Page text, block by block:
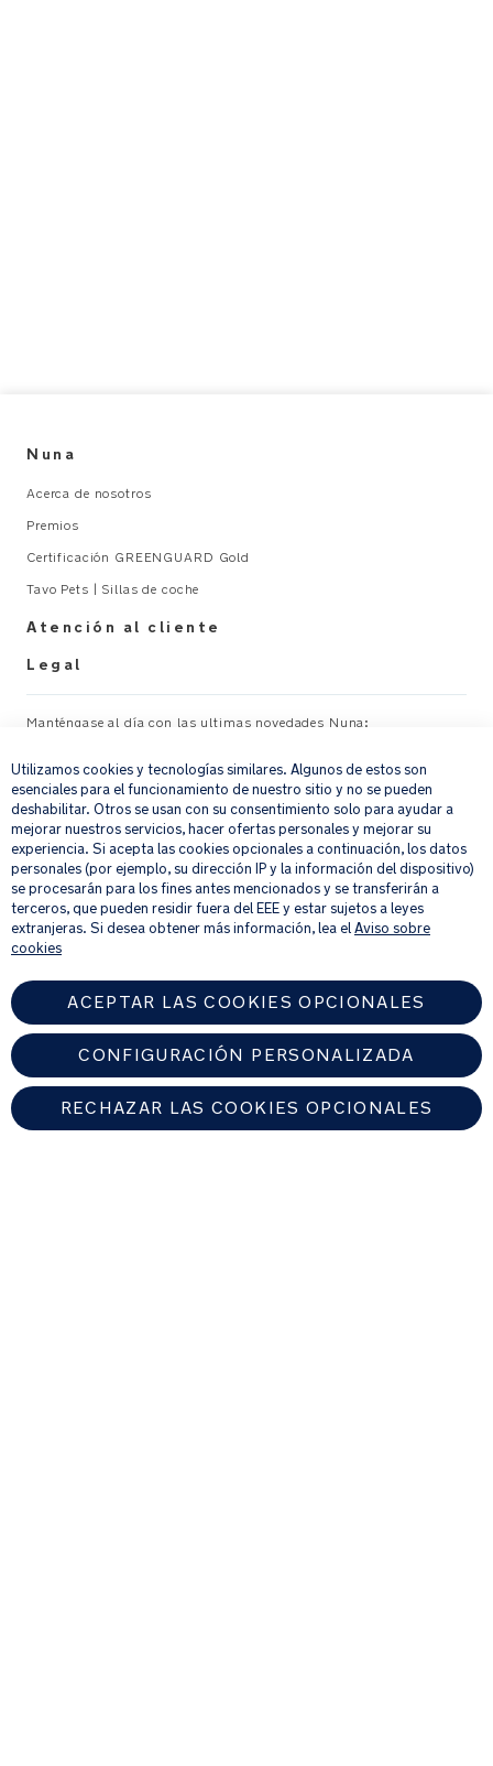
Nuna
Acerca de nosotros
Premios
Certificación GREENGUARD Gold
Tavo Pets | Sillas de coche
Atención al cliente
Legal
Manténgase al día con las ultimas novedades Nuna:
Su correo electrónico REGISTRAR
Al proporcionar tu dirección de correo electrónico, aceptas recibir por
correo electrónico nuestro boletín de noticias e información sobre
productos y ofertas que creamos que puedan ser de tu interés.
Si quieres más información sobre cómo procesamos tus datos personales,
consulta nuestro
aviso de privacidad
Utilizamos cookies y tecnologías similares. Algunos de estos son
esenciales para el funcionamiento de nuestro sitio y no se pueden
deshabilitar. Otros se usan con su consentimiento solo para ayudar a
mejorar nuestros servicios, hacer ofertas personales y mejorar su
experiencia. Si acepta las cookies opcionales a continuación, los datos
personales (por ejemplo, su dirección IP y la información del dispositivo)
se procesarán para los fines antes mencionados y se transferirán a
terceros, que pueden residir fuera del EEE y estar sujetos a leyes
extranjeras. Si desea obtener más información, lea elAviso sobre
cookies
ACEPTAR LAS COOKIES OPCIONALES
CONFIGURACIÓN PERSONALIZADA
RECHAZAR LAS COOKIES OPCIONALES